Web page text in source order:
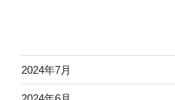
ン
2024年7月